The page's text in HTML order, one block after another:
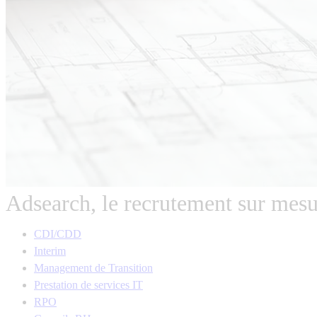
Adsearch, le recrutement sur
CDI/CDD
Interim
Management de Transition
Prestation de services IT
RPO